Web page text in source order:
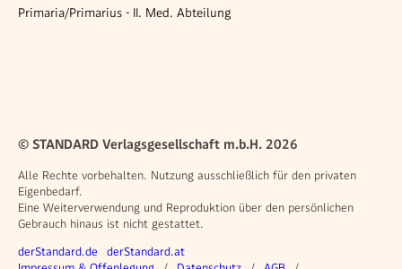
Primaria/Primarius - II. Med. Abteilung
© STANDARD Verlagsgesellschaft m.b.H. 2026
Alle Rechte vorbehalten. Nutzung ausschließlich für den privaten
Eigenbedarf.
Eine Weiterverwendung und Reproduktion über den persönlichen
Gebrauch hinaus ist nicht gestattet.
Weitere Angebote
derStandard.de derStandard.at